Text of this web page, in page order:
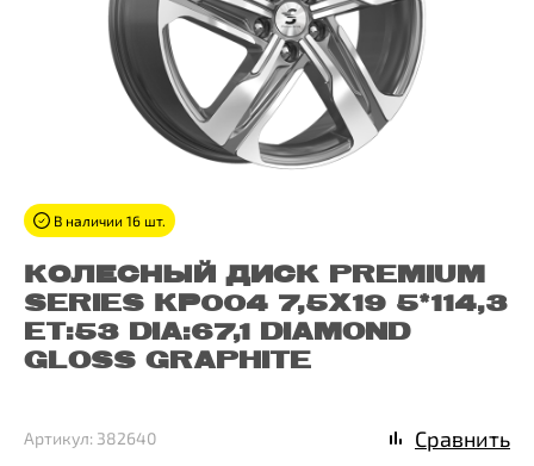
КОЛЕСНЫЙ ДИСК PREMIUM
SERIES КР004 7,5X19 5*114,3
ET:53 DIA:67,1 DIAMOND
GLOSS GRAPHITE
В наличии 16 шт.
Артикул: 382640 Сравнить